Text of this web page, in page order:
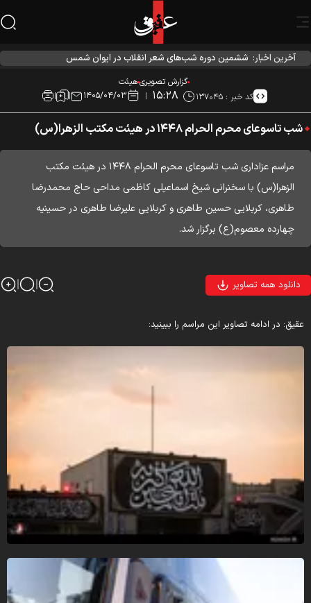
آخرین اخبار: احیاء شب نیمه شعبان در هیئت آیین حسینی
گزارش تصویریهیئت
کد خبر : ۱۳۷۰۴۵ ۱۵:۲۸ ۱۴۰۵/۰۴/۰۳
شب تاسوعای محرم الحرام ۱۴۴۸ در هیئت مکتب الزهرا(س)
مراسم عزاداری شب تاسوعای محرم الحرام ۱۴۴۸ در هیئت مکتب
الزهرا(س) با سخنرانی شیخ اسماعیلی کاظمی مداحی حاج محمدرضا
طاهری، کربلایی حسین طاهری و کربلایی علیرضا طاهری در حسینیه
چهارده معصوم(ع) برگزار شد.
دانلود همه تصاویر
عقیق: در ادامه تصاویر این مراسم را ببینید: